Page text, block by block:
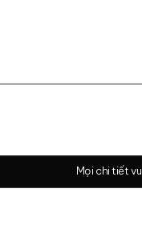
Mọi chi tiết